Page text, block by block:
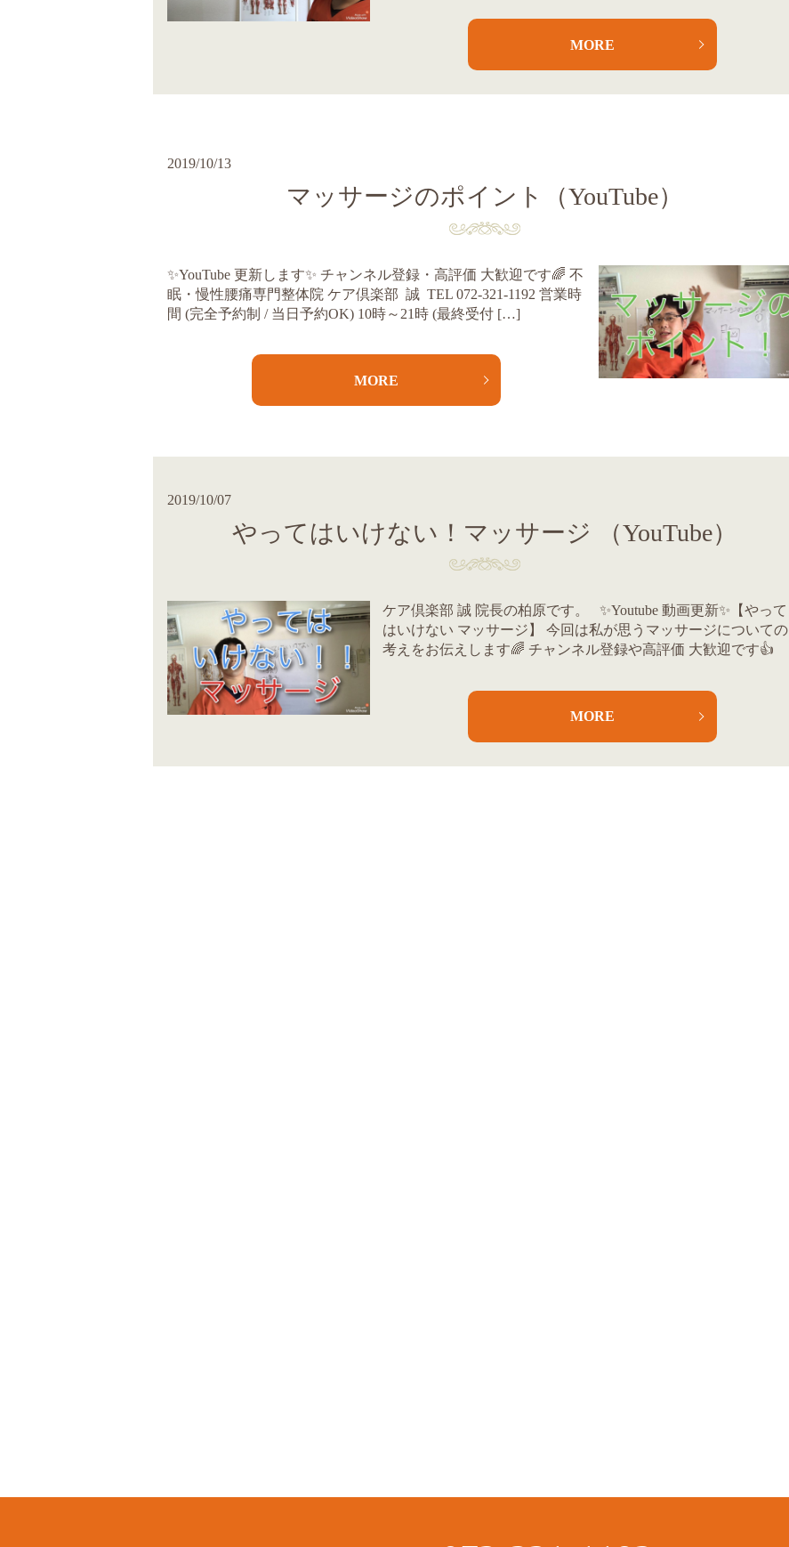
MORE
2019/10/13
マッサージのポイント（YouTube）
✨YouTube 更新します✨ チャンネル登録・高評価 大歓迎です🌈 不
眠・慢性腰痛専門整体院 ケア倶楽部 誠 TEL 072-321-1192 営業時
間 (完全予約制 / 当日予約OK) 10時～21時 (最終受付 […]
MORE
2019/10/07
やってはいけない！マッサージ （YouTube）
ケア倶楽部 誠 院長の柏原です。 ✨Youtube 動画更新✨【やって
はいけない マッサージ】 今回は私が思うマッサージについての
考えをお伝えします🌈 チャンネル登録や高評価 大歓迎です👍
MORE